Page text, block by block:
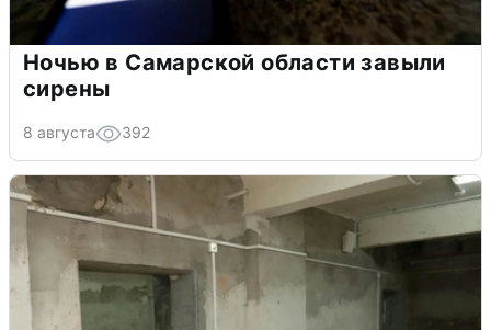
Ночью в Самарской области завыли
сирены
8 августа 392